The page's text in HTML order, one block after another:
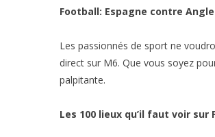
Football: Espagne contre
Les passionnés de sport ne
direct sur M6. Que vous soyez
palpitante.
Les 100 lieux qu’il faut voir sur